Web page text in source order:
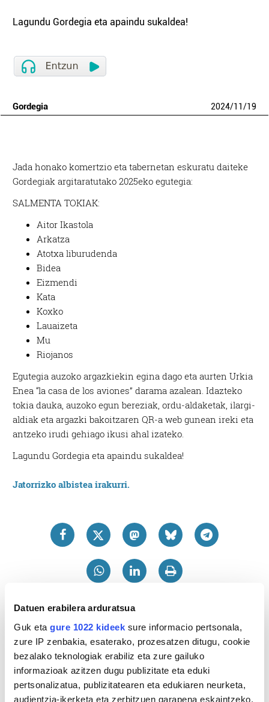
Datuen erabilera arduratsua
Guk eta gure 1022 kideek sure informacio pertsonala,
zure IP zenbakia, esaterako, prozesatzen ditugu, cookie
bezalako teknologiak erabiliz eta zure gailuko
informazioak azitzen dugu publizitate eta eduki
pertsonalizatua, publizitatearen eta edukiaren neurketa,
audientzia-ikerketa eta zerbitzuen garapena eskaintzeko.
Lagundu Gordegia eta apaindu sukaldea!
Gordegia 2024/11/19
Jada honako komertzio eta tabernetan eskuratu daiteke
Gordegiak argitaratutako 2025eko egutegia:
SALMENTA TOKIAK:
Aitor Ikastola
Arkatza
Atotxa liburudenda
Bidea
Eizmendi
Kata
Koxko
Lauaizeta
Mu
Riojanos
Egutegia auzoko argazkiekin egina dago eta aurten Urkia
Enea “la casa de los aviones” darama azalean. Idazteko
tokia dauka, auzoko egun bereziak, ordu-aldaketak, ilargi-
aldiak eta argazki bakoitzaren QR-a web gunean ireki eta
antzeko irudi gehiago ikusi ahal izateko.
Lagundu Gordegia eta apaindu sukaldea!
Jatorrizko albistea irakurri.